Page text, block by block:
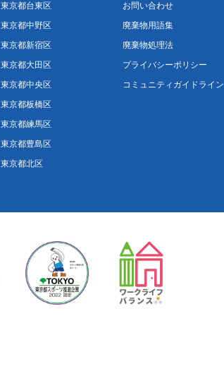
東京都台東区
東京都中野区
東京都新宿区
東京都大田区
東京都中央区
東京都板橋区
東京都練馬区
東京都豊島区
東京都北区
お問い合わせ
廃棄物用語集
廃棄物処理法
プライバシーポリシー
コミュニティガイドライン